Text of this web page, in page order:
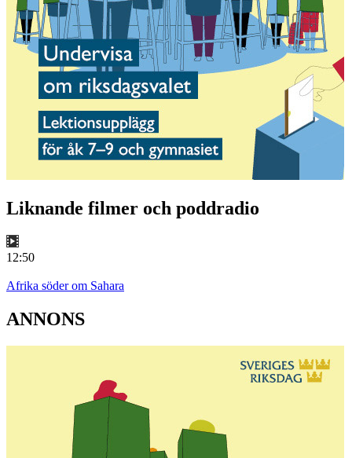
Liknande filmer och poddradio
12:50
Afrika söder om Sahara
ANNONS